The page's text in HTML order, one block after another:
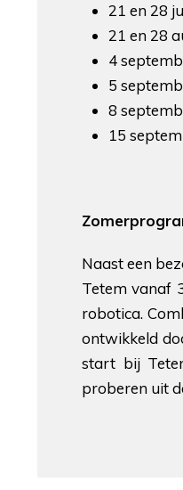
21 en 28
21 en 28
4
5
8
15
Naast een
Tetem vanaf
robotica.
ontwikkeld
start bij
proberen uit